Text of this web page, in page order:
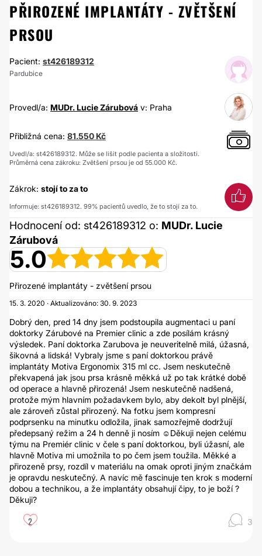
PŘIROZENÉ IMPLANTÁTY - ZVĚTŠENÍ
PRSOU
Pacient: st426189312
Pardubice
Provedl/a: MUDr. Lucie Zárubová v: Praha
Přibližná cena: 81.550 Kč
Uvedl/a: st426189312. Může se lišit podle pacienta a složitosti.
Průměrná cena zákroku: Zvětšení prsou je od 55.000 Kč.
Zákrok: stojí to za to
Informuje: st426189312. 99% pacientů uvedlo, že to stojí za to.
Hodnocení od: st426189312 o: MUDr. Lucie
Zárubová
5.0
Přirozené implantáty - zvětšení prsou
15. 3. 2020 · Aktualizováno: 30. 9. 2023
Dobrý den, pred 14 dny jsem podstoupila augmentaci u paní
doktorky Zárubové na Premier clinic a zde posílám krásný
výsledek. Paní doktorka Zarubova je neuveritelně milá, úžasná,
šikovná a lidská! Vybraly jsme s paní doktorkou právě
implantáty Motiva Ergonomix 315 ml cc. Jsem neskutečně
překvapená jak jsou prsa krásně měkká už po tak krátké době
od operace a hlavně přirozená! Jsem neskutečně nadšená,
protože mým hlavním požadavkem bylo, aby dekolt byl plnější,
ale zároveň zůstal přirozený. Na fotku jsem kompresní
podprsenku na minutku odložila, jinak samozřejmě dodržují
předepsaný režim a 24 h denně ji nosím ☺️Děkuji nejen celému
týmu na Premiér clinic v čele s paní doktorkou, byli úžasní, ale
hlavně Motiva mi umožnila to po čem jsem toužila. Měkké a
přirozeně prsy, rozdíl v materiálu na omak oproti jiným značkám
je opravdu neskutečný. A navíc mě fascinuje ten krok s moderní
dobou a technikou, a že implantáty obsahují čipy, to je boží ?
Děkuji?
2 3